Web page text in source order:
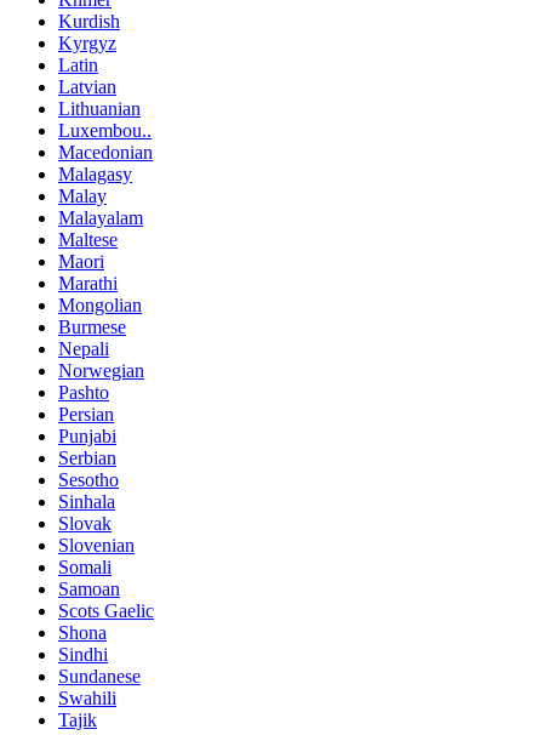
Kurdish
Kyrgyz
Latin
Latvian
Lithuanian
Luxembou..
Macedonian
Malagasy
Malay
Malayalam
Maltese
Maori
Marathi
Mongolian
Burmese
Nepali
Norwegian
Pashto
Persian
Punjabi
Serbian
Sesotho
Sinhala
Slovak
Slovenian
Somali
Samoan
Scots Gaelic
Shona
Sindhi
Sundanese
Swahili
Tajik